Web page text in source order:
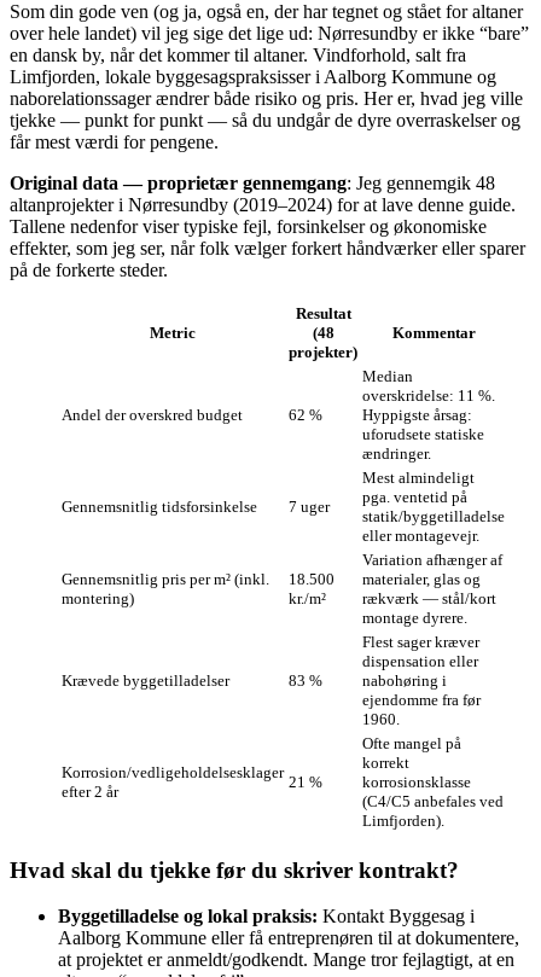
Som din gode ven (og ja, også en, der har tegnet og stået for altaner
over hele landet) vil jeg sige det lige ud: Nørresundby er ikke “bare”
en dansk by, når det kommer til altaner. Vindforhold, salt fra
Limfjorden, lokale byggesagspraksisser i Aalborg Kommune og
nabo­relationssager ændrer både risiko og pris. Her er, hvad jeg ville
tjekke — punkt for punkt — så du undgår de dyre overraskelser og
får mest værdi for pengene.
Original data — proprietær gennemgang: Jeg gennemgik 48
altanprojekter i Nørresundby (2019–2024) for at lave denne guide.
Tallene nedenfor viser typiske fejl, forsinkelser og økonomiske
effekter, som jeg ser, når folk vælger forkert håndværker eller sparer
på de forkerte steder.
Metric
Resultat
(48
projekter)
Kommentar
Andel der overskred budget 62 %
Median
overskridelse: 11 %.
Hyppigste årsag:
uforudsete statiske
ændringer.
Gennemsnitlig tidsforsinkelse 7 uger
Mest almindeligt
pga. ventetid på
statik/byggetilladelse
eller montagevejr.
Gennemsnitlig pris per m² (inkl.
montering)
18.500
kr./m²
Variation afhænger af
materialer, glas og
rækværk — stål/kort
montage dyrere.
Krævede byggetilladelser 83 %
Flest sager kræver
dispensation eller
nabohøring i
ejendomme fra før
1960.
Korrosion/vedligeholdelsesklager
efter 2 år
21 %
Ofte mangel på
korrekt
korrosionsklasse
(C4/C5 anbefales ved
Limfjorden).
Hvad skal du tjekke før du skriver kontrakt?
Byggetilladelse og lokal praksis: Kontakt Byggesag i
Aalborg Kommune eller få entreprenøren til at dokumentere,
at projektet er anmeldt/godkendt. Mange tror fejlagtigt, at en